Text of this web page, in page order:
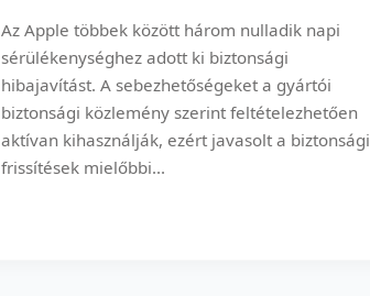
Az Apple többek között három nulladik napi
sérülékenységhez adott ki biztonsági
hibajavítást. A sebezhetőségeket a gyártói
biztonsági közlemény szerint feltételezhetően
aktívan kihasználják, ezért javasolt a biztonsági
frissítések mielőbbi...